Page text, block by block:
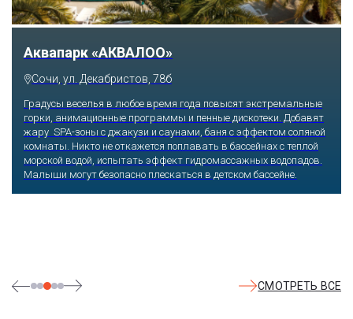
Аквапарк «АКВАЛОО»
Сочи, ул. Декабристов, 78б
Градусы веселья в любое время года повысят экстремальные
горки, анимационные программы и пенные дискотеки. Добавят
жару SPA-зоны с джакузи и саунами, баня с эффектом соляной
комнаты. Никто не откажется поплавать в бассейнах с теплой
морской водой, испытать эффект гидромассажных водопадов.
Малыши могут безопасно плескаться в детском бассейне.
СМОТРЕТЬ ВСЕ